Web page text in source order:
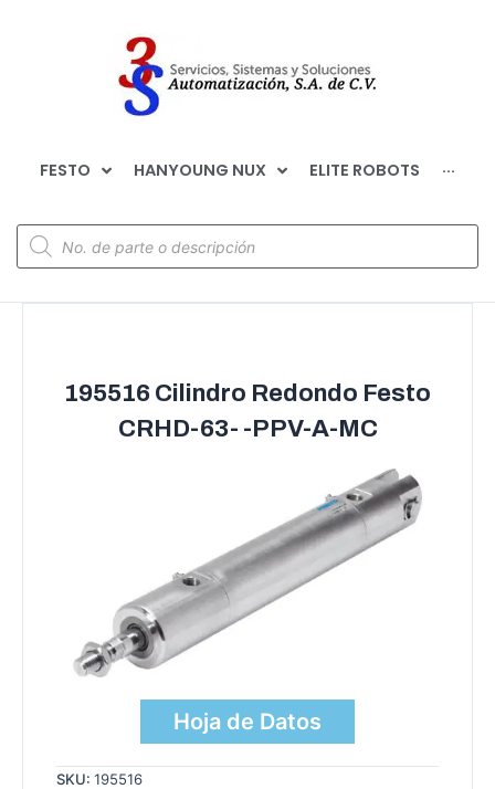
FESTO HANYOUNG NUX ELITE ROBOTS ···
195516 Cilindro Redondo Festo
CRHD-63- -PPV-A-MC
Hoja de Datos
SKU: 195516